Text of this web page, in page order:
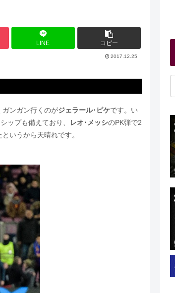
LINE コピー
2017.12.25
ガンガン行くのがジェラール･ピケです。い
ップも備えており、
レオ･メッシのPK弾で2
いうから天晴れです。